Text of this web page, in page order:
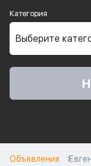
Категория
Объявления